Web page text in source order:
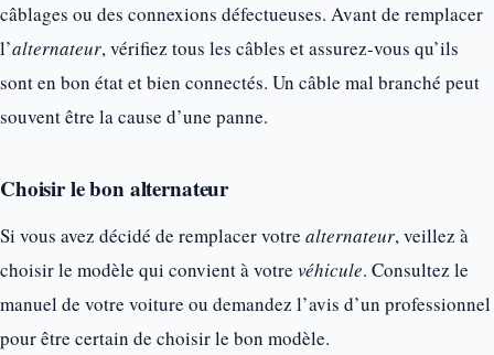
câblages ou des connexions défectueuses. Avant de remplacer
l’alternateur, vérifiez tous les câbles et assurez-vous qu’ils
sont en bon état et bien connectés. Un câble mal branché peut
souvent être la cause d’une panne.
Choisir le bon alternateur
Si vous avez décidé de remplacer votre alternateur, veillez à
choisir le modèle qui convient à votre véhicule. Consultez le
manuel de votre voiture ou demandez l’avis d’un professionnel
pour être certain de choisir le bon modèle.